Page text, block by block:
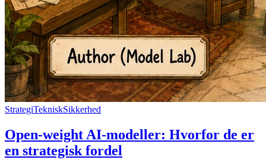
StrategiTekniskSikkerhed
Open-weight AI-modeller: Hvorfor de er
en strategisk fordel